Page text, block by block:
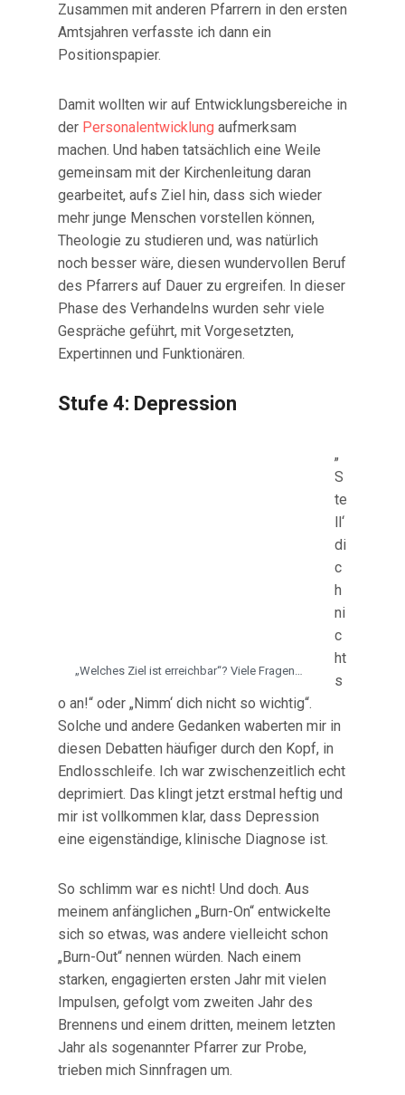
Zusammen mit anderen Pfarrern in den ersten
Amtsjahren verfasste ich dann ein
Positionspapier.
Damit wollten wir auf Entwicklungsbereiche in
der Personalentwicklung aufmerksam
machen. Und haben tatsächlich eine Weile
gemeinsam mit der Kirchenleitung daran
gearbeitet, aufs Ziel hin, dass sich wieder
mehr junge Menschen vorstellen können,
Theologie zu studieren und, was natürlich
noch besser wäre, diesen wundervollen Beruf
des Pfarrers auf Dauer zu ergreifen. In dieser
Phase des Verhandelns wurden sehr viele
Gespräche geführt, mit Vorgesetzten,
Expertinnen und Funktionären.
Stufe 4: Depression
„Welches Ziel ist erreichbar“? Viele Fragen…
„
S
te
ll‘
di
c
h
ni
c
ht
s
o an!“ oder „Nimm‘ dich nicht so wichtig“.
Solche und andere Gedanken waberten mir in
diesen Debatten häufiger durch den Kopf, in
Endlosschleife. Ich war zwischenzeitlich echt
deprimiert. Das klingt jetzt erstmal heftig und
mir ist vollkommen klar, dass Depression
eine eigenständige, klinische Diagnose ist.
So schlimm war es nicht! Und doch. Aus
meinem anfänglichen „Burn-On“ entwickelte
sich so etwas, was andere vielleicht schon
„Burn-Out“ nennen würden. Nach einem
starken, engagierten ersten Jahr mit vielen
Impulsen, gefolgt vom zweiten Jahr des
Brennens und einem dritten, meinem letzten
Jahr als sogenannter Pfarrer zur Probe,
trieben mich Sinnfragen um.